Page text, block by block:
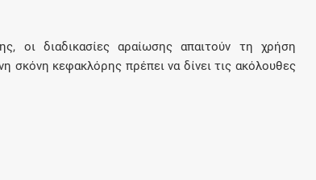
οι διαδικασίες αραίωσης απαιτούν τη χρήση
σκόνη κεφακλόρης πρέπει να δίνει τις ακόλουθες